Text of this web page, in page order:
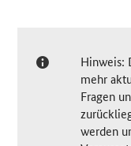
Hinweis:
mehr
Fragen
werden